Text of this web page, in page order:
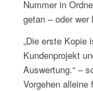
Nummer in
getan – oder
„Die erste Kopie
Kundenprojekt
Auswertung.“ –
Vorgehen alleine